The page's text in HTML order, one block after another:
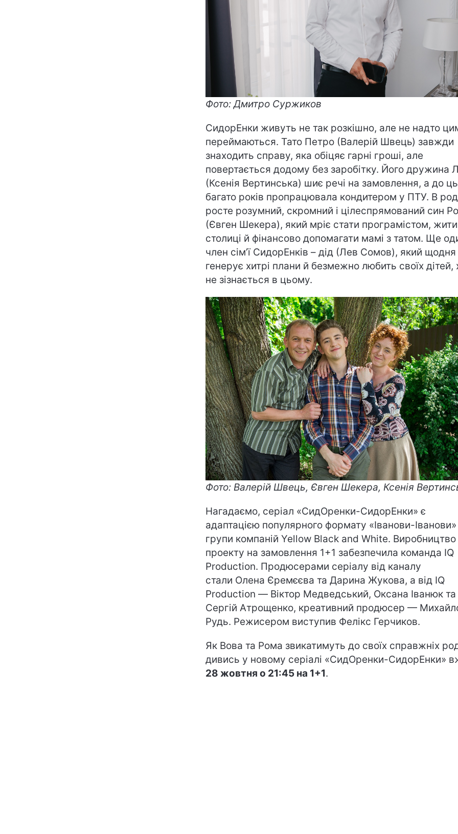
Фото: Дмитро Суржиков
СидорЕнки живуть не так розкішно, але не надто
переймаються. Тато Петро (Валерій Швець) завжди
знаходить справу, яка обіцяє гарні гроші, але
повертається додому без заробітку. Його дружина
(Ксенія Вертинська) шиє речі на замовлення, а до
багато років пропрацювала кондитером у ПТУ. В
росте розумний, скромний і цілеспрямований син
(Євген Шекера), який мріє стати програмістом,
столиці й фінансово допомагати мамі з татом. Ще
член сім’ї СидорЕнків – дід (Лев Сомов), який щодня
генерує хитрі плани й безмежно любить своїх дітей,
не зізнається в цьому.
Фото: Валерій Швець, Євген Шекера, Ксенія
Нагадаємо, серіал «СидОренки-СидорЕнки» є
адаптацією популярного формату «Іванови-Іванови»
групи компаній Yellow Black and White. Виробництво
проекту на замовлення 1+1 забезпечила команда IQ
Production. Продюсерами серіалу від каналу
стали Олена Єремєєва та Дарина Жукова, а від IQ
Production — Віктор Медведський, Оксана Іванюк та
Сергій Атрощенко, креативний продюсер —
Рудь. Режисером виступив Фелікс Герчиков.
Як Вова та Рома звикатимуть до своїх справжніх
дивись у новому серіалі «СидОренки-СидорЕнки»
28 жовтня о 21:45 на 1+1.